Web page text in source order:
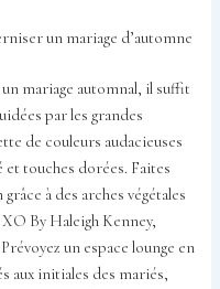
un mariage d’automne
mariage automnal, il suffit
par les grandes
de couleurs audacieuses
touches dorées. Faites
à des arches végétales
By Haleigh Kenney,
un espace lounge en
aux initiales des mariés,